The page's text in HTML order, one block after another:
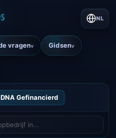
vragenv Gidsenv
NL
DNA Gefinancierd